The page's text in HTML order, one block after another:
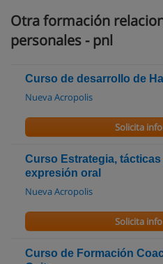
Otra formación
personales - pnl
Curso de desarrollo de
Nueva Acropolis
Solicita
Curso Estrategia,
expresión oral
Nueva Acropolis
Solicita
Curso de Formación